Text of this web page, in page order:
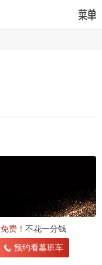
免费！ 不花一分钱
预约看墓班车